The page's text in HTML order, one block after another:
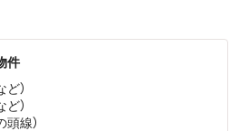
件
ど）
ど）
頭線）